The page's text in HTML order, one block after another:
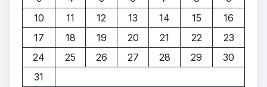
10
11 12 13 14 15
16
17
18 19 20 21 22
23
24
25 26 27 28 29
30
31